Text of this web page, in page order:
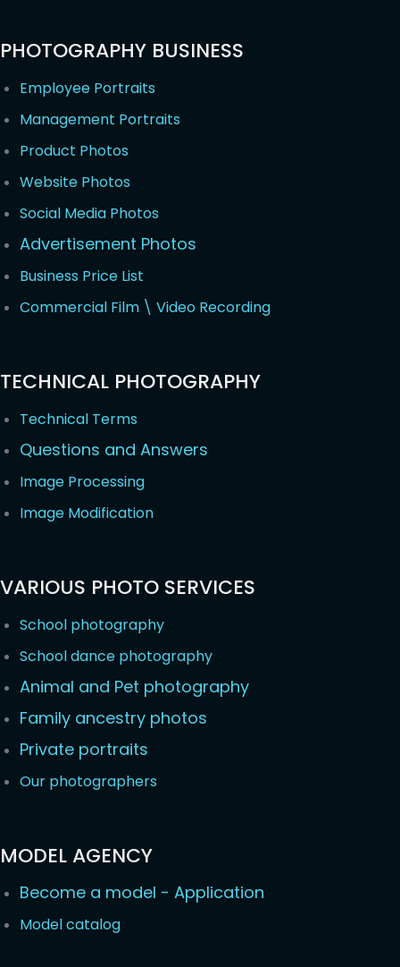
PHOTOGRAPHY BUSINESS
Employee Portraits
Management Portraits
Product Photos
Website Photos
Social Media Photos
Advertisement Photos
Business Price List
Commercial Film \ Video Recording
TECHNICAL PHOTOGRAPHY
Technical Terms
Questions and Answers
Image Processing
Image Modification
VARIOUS PHOTO SERVICES
School photography
School dance photography
Animal and Pet photography
Family ancestry photos
Private portraits
Our photographers
MODEL AGENCY
Become a model - Application
Model catalog